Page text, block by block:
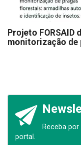
Projeto
monitorização de
Receba
portal.